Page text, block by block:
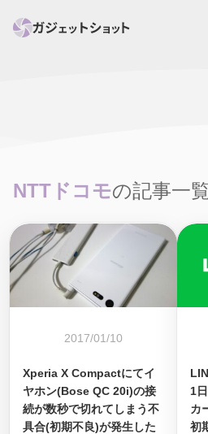
ガイド ニュース オーディオ
NTTドコモの記事一
2017/01/10
Xperia X Compactにてイ
ヤホン(Bose QC 20i)の接
続が数秒で切れてしまう不
具合(初期不良)が発生した
1
カ
初